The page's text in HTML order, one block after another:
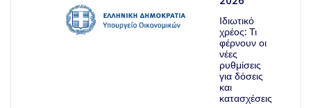
Ιδιωτικό
χρέος: Τι
φέρνουν οι
νέες
ρυθμίσεις
για δόσεις
και
κατασχέσεις